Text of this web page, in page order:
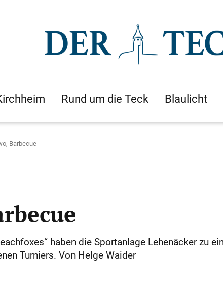
Rund um die Teck Blaulicht
Barbecue
haben die Sportanlage Lehenäcker zu
Turniers. Von Helge Waider